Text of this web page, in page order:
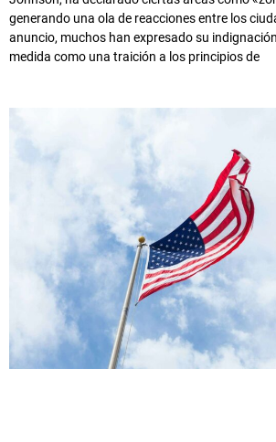
generando una ola de reacciones entre los
anuncio, muchos han expresado su
medida como una traición a los principios de